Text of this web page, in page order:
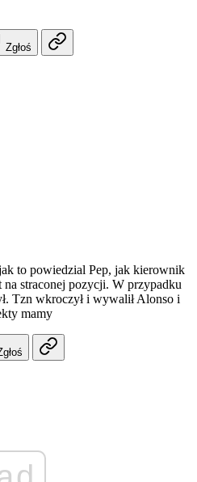
Zgłoś
to powiedzial Pep, jak kierownik
na straconej pozycji. W przypadku
Tzn wkroczył i wywalił Alonso i
mamy